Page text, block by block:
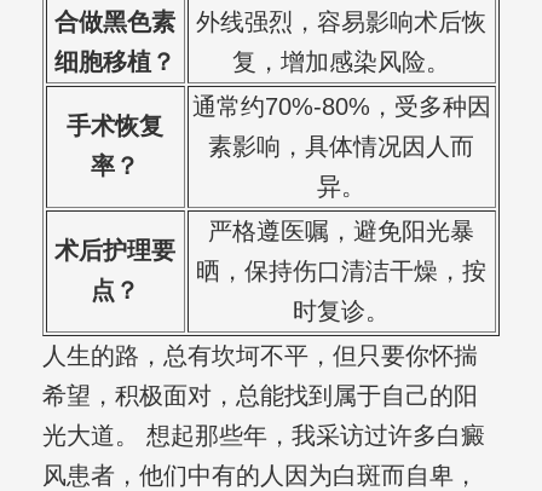
合做黑色素
细胞移植？
外线强烈，容易影响术后恢
复，增加感染风险。
手术恢复
率？
通常约70%-80%，受多种因
素影响，具体情况因人而
异。
术后护理要
点？
严格遵医嘱，避免阳光暴
晒，保持伤口清洁干燥，按
时复诊。
人生的路，总有坎坷不平，但只要你怀揣
希望，积极面对，总能找到属于自己的阳
光大道。 想起那些年，我采访过许多白癜
风患者，他们中有的人因为白斑而自卑，